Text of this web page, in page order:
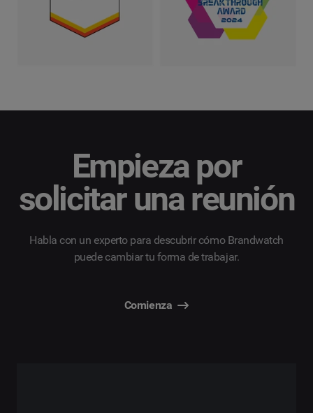
Empieza por
solicitar una reunión
Habla con un experto para descubrir cómo Brandwatch
puede cambiar tu forma de trabajar.
Comienza